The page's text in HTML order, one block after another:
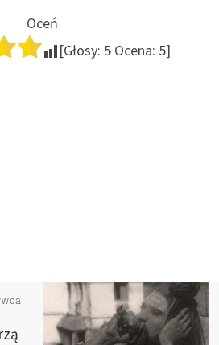
Oceń
[Głosy: 5 Ocena: 5]